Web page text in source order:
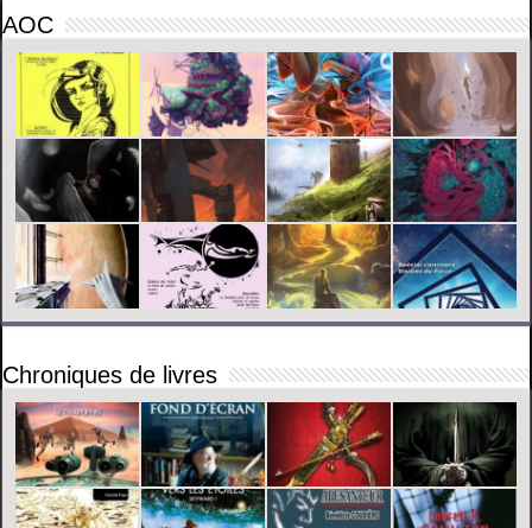
AOC
Chroniques de livres